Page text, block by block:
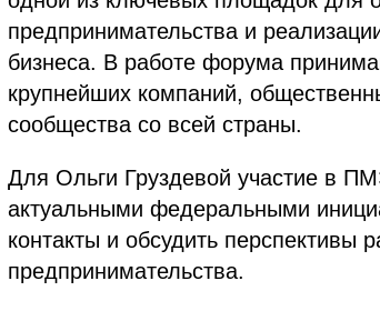
предпринимательства и
бизнеса. В работе форума
крупнейших компаний,
сообщества со всей страны.
Для Ольги Груздевой участие в
актуальными федеральными
контакты и обсудить перспективы
предпринимательства.